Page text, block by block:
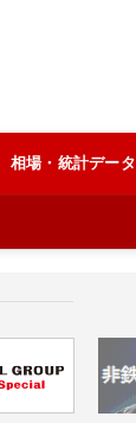
相場・統計データ